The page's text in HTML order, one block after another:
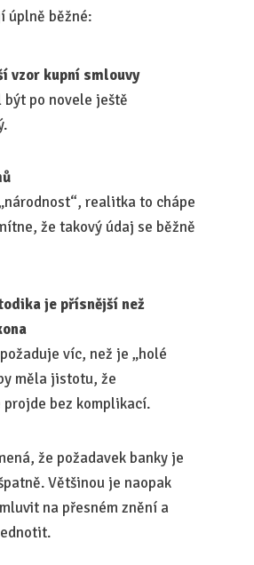
úplně běžné:
vzor kupní smlouvy
být po novele ještě
realitka to chápe
že takový údaj se běžně
je přísnější než
víc, než je „holé
měla jistotu, že
projde bez komplikací.
že požadavek banky je
Většinou je naopak
na přesném znění a